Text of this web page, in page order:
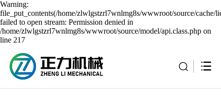
Warning:
file_put_contents(/home/zlwlgstzrl7wnlmg8s/wwwroot/source/cache/
failed to open stream: Permission denied in
/home/zlwlgstzrl7wnlmg8s/wwwroot/source/model/api.class.php on
line 217